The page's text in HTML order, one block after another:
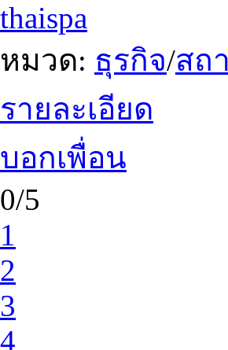
thaispa
หมวด: ธุรกิจ/สถ
รายละเอียด
บอกเพื่อน
0/5
1
2
3
4